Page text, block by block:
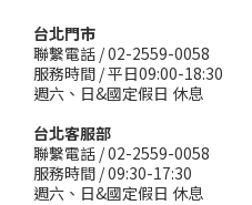
台北門市
聯繫電話 / 02-2559-0058
服務時間 / 平日09:00-18:30
週六、日&國定假日 休息
台北客服部
聯繫電話 / 02-2559-0058
服務時間 / 09:30-17:30
週六、日&國定假日 休息